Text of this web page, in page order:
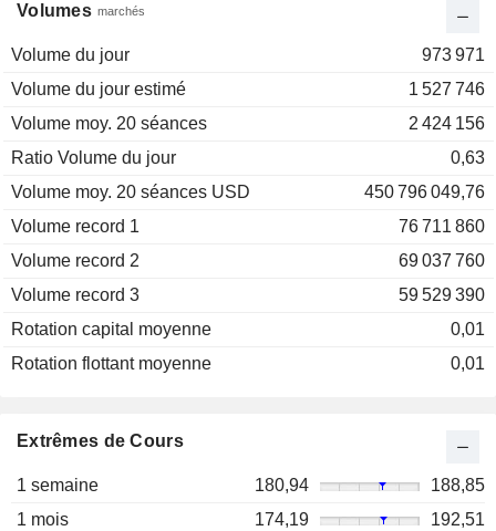
Volumes marchés
Volume du jour
973 971
Volume du jour estimé
1 527 746
Volume moy. 20 séances
2 424 156
Ratio Volume du jour
0,63
Volume moy. 20 séances USD
450 796 049,76
Volume record 1
76 711 860
Volume record 2
69 037 760
Volume record 3
59 529 390
Rotation capital moyenne
0,01
Rotation flottant moyenne
0,01
Extrêmes de Cours
1 semaine 180,94
188,85
1 mois
174,19
192,51